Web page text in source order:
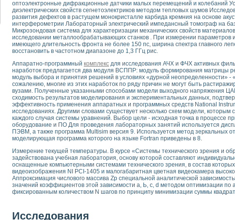
экономичного виртуального полярографа на основе платы USB 6008 в
макрочастиц в упорядоченных плазменно-пылевых структурах
диагностики крови
дисперсных продуктов при обработке возмущениями давления
сверхпроводящим соленоидом с биквадрантным источником тока
экспериментальной физики на примере выдающихся экспериментов:
осадка в реальном времени
цвета модели CIE L*a*b с использованием LabVIEW
характеристик солнечных элементов и модулей
анализа в медицинской эндоскопии
программно - аппаратного комплекса NI - Motion
газовых пузырьков по данным эхолокационного зондирования с
тиристорным электроприводом
INSTRUMENTS для автоматизации процесса очистки сточных вод в мембранном
стенда для исследования плазменных процессов синтеза нанопорошков
диагностики плазмы
дифракционные датчики малых перемещений и колебаний
свойств сегнетоэлектриков методом тепловых шумов
и развития дефектов в растущем монокристалле карбида кремния на
металлообрабатывающих станков
оптоэлектронные дифракционные датчики малых перемещений и колебаний
диэлектрических свойств сегнетоэлектриков методом тепловых шумов
развития дефектов в растущем монокристалле карбида кремния на основе
интерферометрии Лабораторный электрический импедансный томограф на
Микрозондовая система для характеризации механических свойств
исследовании металлообрабатывающих станков . При измерении параметров
имеющего длительность фронта не более 150 пс, ширина спектра главного
восстановить в частотном диапазоне до 1,3 ГГц рис.
Аппаратно-программный комплекс для исследования АЧХ и ФЧХ активных
наработок предлагается два модуля ВСППР: модуль формирования матрицы
модуль выбора и принятия решений в условиях «дурной неопределенности»
сожалению, многие из этих наработок по ряду причин не могут быть
вузами. Полученные указанными способами модели выходного напряжения
сходимость результатов моделирования и экспериментальных данных,
эффективность применения аппаратных и программных средств National
исследованиях. Другими словами существует несколько схем модели, которым
каждого случая системы уравнений. Выбор цели - исходная точка в процессе
оборудование и ПО Для проведения лабораторных занятий используется
ПЭВМ, а также программа Multisim версия 9. Используется метод зеркальных
моделирующая программа которого на языке Fortran приведены в 8.
Измерение текущей температуры. В курсе «Системы технического зрения и
задействована учебная лаборатория, основу которой составляют
оснащенные компьютерными системами технического зрения, в состав
видеоизображения NI PCI-1405 и малогабаритная цветная видеокамера
Аппроксимация числового массива Zp специальной аналитической
значений коэффициентов этой зависимости а, Ь, с, d методом оптимизации по
фиксированным количеством N шагов по принципу минимизации суммы
Исследования